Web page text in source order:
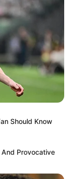
MARAQLI
Bu canlıların
verir
Should Know
Provocative